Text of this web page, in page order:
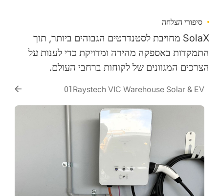
סיפורי הצלחה
SolaX מחויבת לסטנדרטים הגבוהים ביותר, תוך
התמקדות באספקה מהירה ומדויקת כדי לענות על
הצרכים המגוונים של לקוחות ברחבי העולם.
01 Raystech VIC Warehouse Solar & EV